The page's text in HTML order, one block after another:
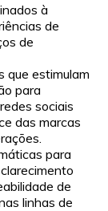
à
de
de
que estimulam
para
sociais
das marcas
para
de
linhas de